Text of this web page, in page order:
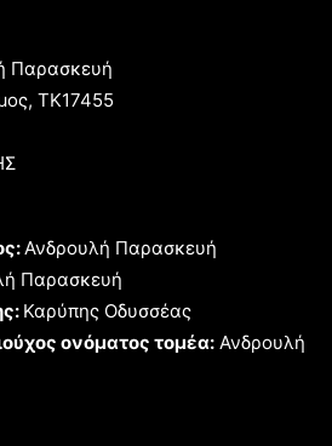
Παρασκευή
TK17455
Ανδρουλή Παρασκευή
Παρασκευή
Καρύπης Οδυσσέας
ονόματος τομέα: Ανδρουλή